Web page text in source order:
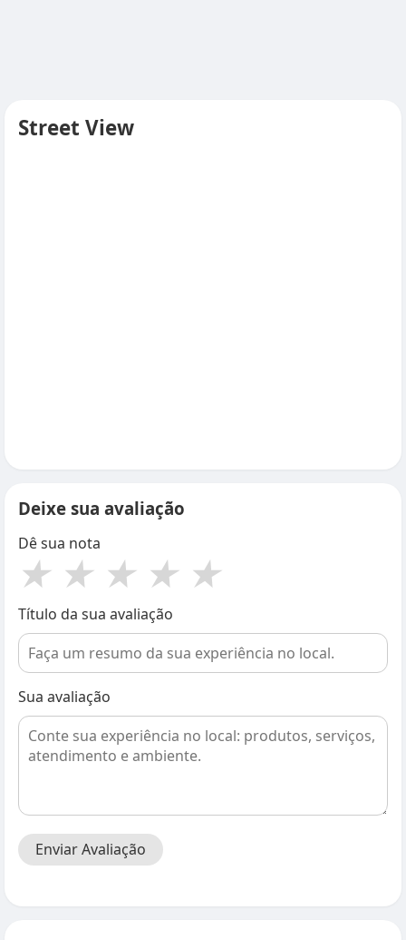
Street View
Deixe sua avaliação
Dê sua nota
★ ★ ★ ★ ★
Título da sua avaliação
Sua avaliação
Enviar Avaliação